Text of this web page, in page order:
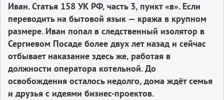
Иван. Статья 158 УК РФ, часть 3, пункт «в». Если
переводить на бытовой язык — кража в крупном
размере. Иван попал в следственный изолятор в
Сергиевом Посаде более двух лет назад и сейчас
отбывает наказание здесь же, работая в
должности оператора котельной. До
освобождения осталось недолго, дома ждёт семья
и друзья с идеями бизнес-проектов.